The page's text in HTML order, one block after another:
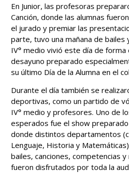
En Junior, las profesoras
Canción, donde las alumnas
el jurado y premiar las
parte, tuvo una mañana de bailes
IV° medio vivió este día de forma
desayuno preparado
su último Día de la Alumna en el
Durante el día también se
deportivas, como un partido de
IV° medio y profesores. Uno de
esperados fue el show
donde distintos departamentos
Lenguaje, Historia y
bailes, canciones, competencias
fueron disfrutados por toda la